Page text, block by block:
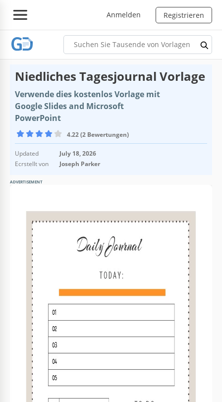
Anmelden Registrieren
Niedliches Tagesjournal Vorlage
Verwende dies kostenlos Vorlage mit
Google Slides and Microsoft
PowerPoint
4.22 (2 Bewertungen)
Updated
July 18, 2026
Ecrstellt von
Joseph Parker
ADVERTISEMENT